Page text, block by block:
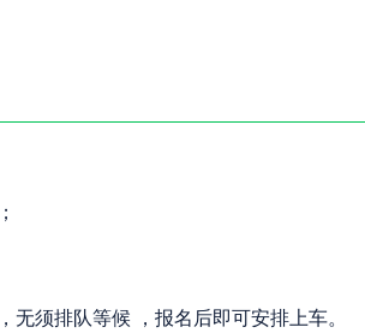
须排队等候 ，报名后即可安排上车。